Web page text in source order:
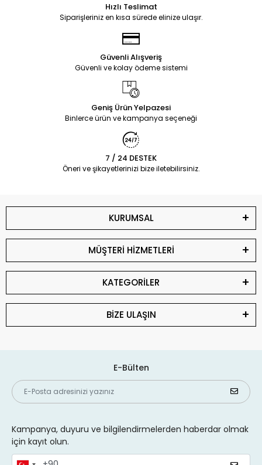
Hızlı Teslimat
Siparişleriniz en kısa sürede elinize ulaşır.
Güvenli Alışveriş
Güvenli ve kolay ödeme sistemi
Geniş Ürün Yelpazesi
Binlerce ürün ve kampanya seçeneği
7 / 24 DESTEK
Öneri ve şikayetlerinizi bize iletebilirsiniz.
KURUMSAL
MÜŞTERİ HİZMETLERİ
KATEGORİLER
BİZE ULAŞIN
E-Bülten
Kampanya, duyuru ve bilgilendirmelerden haberdar olmak
için kayıt olun.